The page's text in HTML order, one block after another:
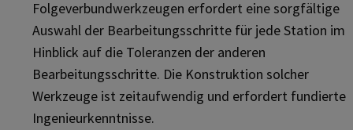
Folgeverbundwerkzeugen erfordert eine sorgfältige
Auswahl der Bearbeitungsschritte für jede Station im
Hinblick auf die Toleranzen der anderen
Bearbeitungsschritte. Die Konstruktion solcher
Werkzeuge ist zeitaufwendig und erfordert fundierte
Ingenieurkenntnisse.